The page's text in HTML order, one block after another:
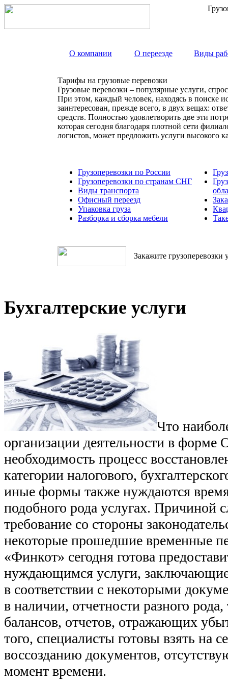
О компании О переезде Виды
Тарифы на грузовые перевозки
Грузовые перевозки – популярные услуги,
При этом, каждый человек, находясь в поиске
заинтересован, прежде всего, в двух вещах:
средств. Полностью удовлетворить две эти
которая сегодня благодаря плотной сети
логистов, может предложить услуги высокого
Грузоперевозки по России
Грузоперевозки по странам СНГ
Виды транспорта
Офисный переезд
Упаковка груза
Разборка и сборка мебели
Закажите грузоперевозки
Бухгалтерские услуги
Что
организации деятельности в
необходимость процесс
категории налогового,
иные формы также нуждаются
подобного рода услугах. Причиной
требование со стороны
некоторые прошедшие временные
«Финкот» сегодня готова
нуждающимся услуги,
в соответствии с некоторыми
в наличии, отчетности разного
балансов, отчетов, отражающих
того, специалисты готовы взять на
воссозданию документов,
момент времени.